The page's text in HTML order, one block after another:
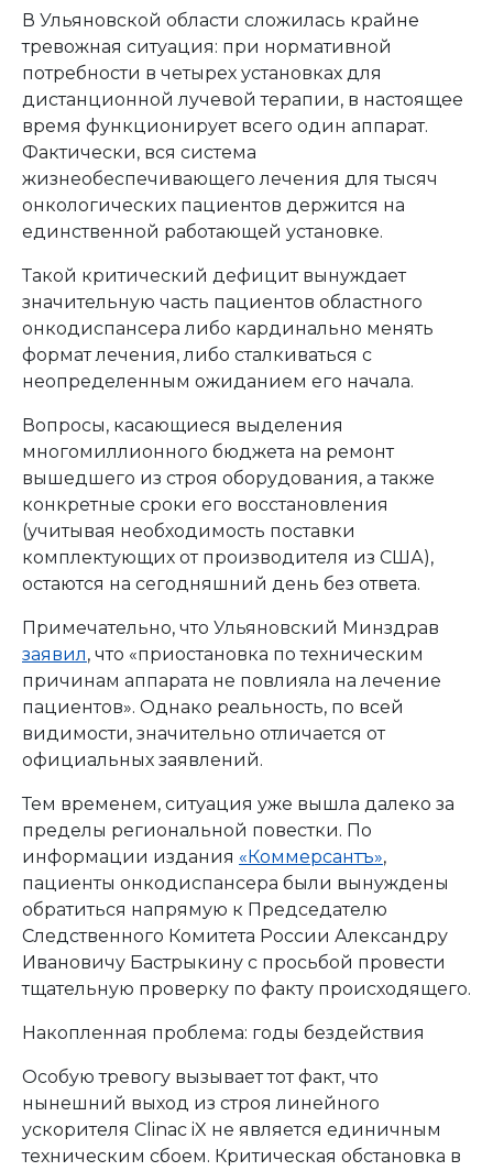
В Ульяновской области сложилась крайне
тревожная ситуация: при нормативной
потребности в четырех установках для
дистанционной лучевой терапии, в настоящее
время функционирует всего один аппарат.
Фактически, вся система
жизнеобеспечивающего лечения для тысяч
онкологических пациентов держится на
единственной работающей установке.
Такой критический дефицит вынуждает
значительную часть пациентов областного
онкодиспансера либо кардинально менять
формат лечения, либо сталкиваться с
неопределенным ожиданием его начала.
Вопросы, касающиеся выделения
многомиллионного бюджета на ремонт
вышедшего из строя оборудования, а также
конкретные сроки его восстановления
(учитывая необходимость поставки
комплектующих от производителя из США),
остаются на сегодняшний день без ответа.
Примечательно, что Ульяновский Минздрав
заявил, что «приостановка по техническим
причинам аппарата не повлияла на лечение
пациентов». Однако реальность, по всей
видимости, значительно отличается от
официальных заявлений.
Тем временем, ситуация уже вышла далеко за
пределы региональной повестки. По
информации издания «Коммерсантъ»,
пациенты онкодиспансера были вынуждены
обратиться напрямую к Председателю
Следственного Комитета России Александру
Ивановичу Бастрыкину с просьбой провести
тщательную проверку по факту происходящего.
Накопленная проблема: годы бездействия
Особую тревогу вызывает тот факт, что
нынешний выход из строя линейного
ускорителя Clinac iX не является единичным
техническим сбоем. Критическая обстановка в